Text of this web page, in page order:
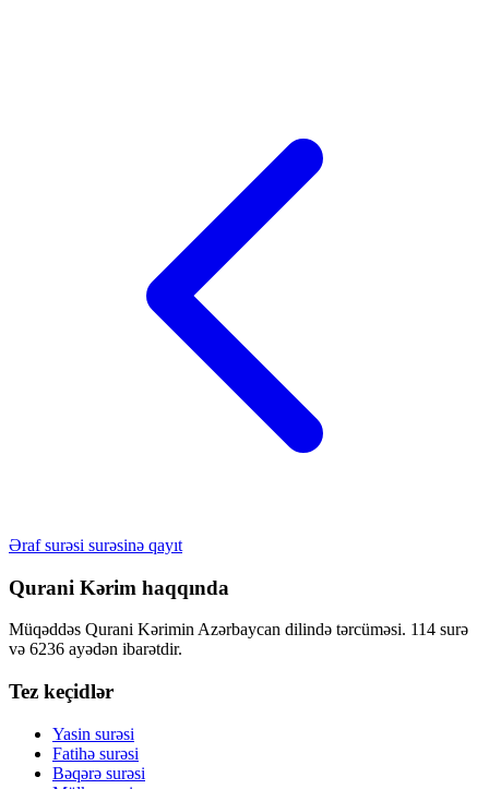
Əraf surəsi surəsinə qayıt
Qurani Kərim haqqında
Müqəddəs Qurani Kərimin Azərbaycan dilində tərcüməsi. 114 surə
və 6236 ayədən ibarətdir.
Tez keçidlər
Yasin surəsi
Fatihə surəsi
Bəqərə surəsi